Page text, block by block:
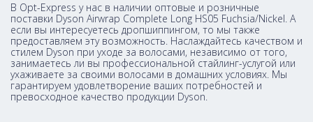
В Opt-Express у нас в наличии оптовые и розничные
поставки Dyson Airwrap Complete Long HS05 Fuchsia/Nickel. А
если вы интересуетесь дропшиппингом, то мы также
предоставляем эту возможность. Наслаждайтесь качеством и
стилем Dyson при уходе за волосами, независимо от того,
занимаетесь ли вы профессиональной стайлинг-услугой или
ухаживаете за своими волосами в домашних условиях. Мы
гарантируем удовлетворение ваших потребностей и
превосходное качество продукции Dyson.